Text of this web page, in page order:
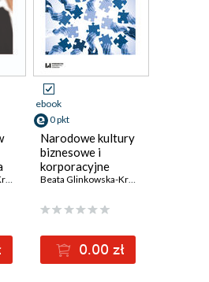
Beata Glinkowska-Krauze Monika Pawlaczek
ebook
0 pkt
Narodowe kultury
biznesowe i
korporacyjne
Polski i Ukrainy.
doskonalenia i
międzynarodowa
Beata Glinkowska-Krauze
0.00 zł